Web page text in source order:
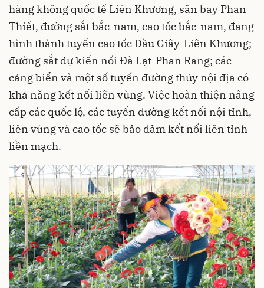
hàng không quốc tế Liên Khương, sân bay Phan
Thiết, đường sắt bắc-nam, cao tốc bắc-nam, đang
hình thành tuyến cao tốc Dầu Giây-Liên Khương;
đường sắt dự kiến nối Đà Lạt-Phan Rang; các
cảng biển và một số tuyến đường thủy nội địa có
khả năng kết nối liên vùng. Việc hoàn thiện nâng
cấp các quốc lộ, các tuyến đường kết nối nội tỉnh,
liên vùng và cao tốc sẽ bảo đảm kết nối liên tỉnh
liền mạch.